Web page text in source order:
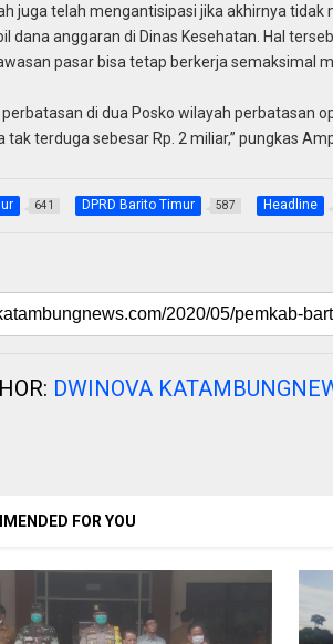
juga telah mengantisipasi jika akhirnya
dana anggaran di Dinas Kesehatan. Hal
pasar bisa tetap berkerja semaksimal
perbatasan di dua Posko wilayah perbatasan
tak terduga sebesar Rp. 2 miliar,” pungkas
641 DPRD Barito Timur 587 Headline
DWINOVA
FOR YOU